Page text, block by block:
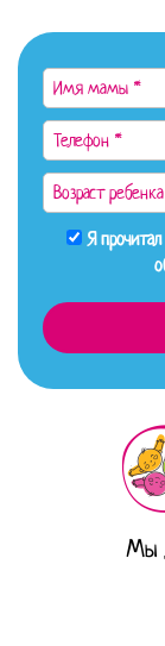
Я прочитал
Мы